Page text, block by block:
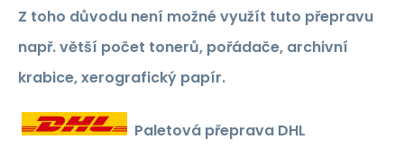
Z toho důvodu není možné využít tuto přepravu
např. větší počet tonerů, pořádače, archivní
krabice, xerografický papír.
Paletová přeprava DHL